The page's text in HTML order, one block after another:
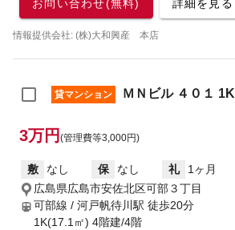
お問い合わせ(無料) 詳細を見る
情報提供会社: (株)大和興産 本店
貸マンション ＭＮビル ４０１ 1K
3万円 (管理費等3,000円)
敷 なし 保 なし 礼
1ヶ月
広島県広島市安佐北区可部３丁目
可部線 / 河戸帆待川駅 徒歩20分
1K(17.1㎡) 4階建/4階